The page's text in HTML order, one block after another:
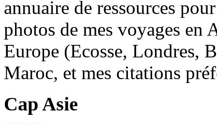
annuaire de ressources
photos de mes voyages en
Europe (Ecosse, Londres,
Maroc, et mes citations
Cap Asie